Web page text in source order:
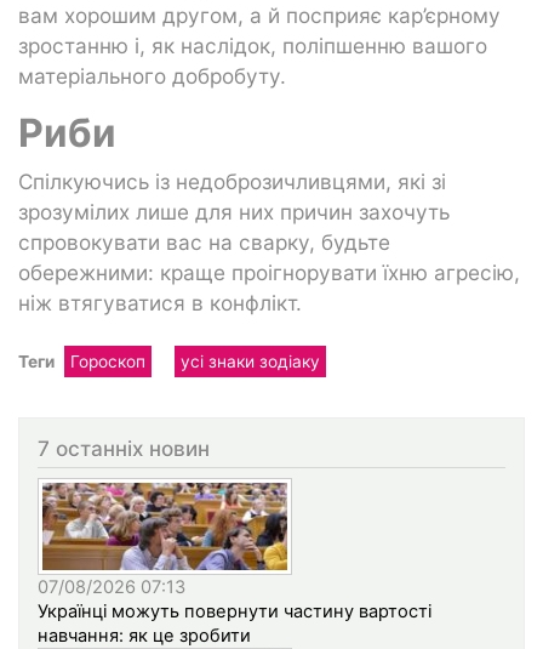
вам хорошим другом, а й посприяє кар’єрному
зростанню і, як наслідок, поліпшенню вашого
матеріального добробуту.
Риби
Спілкуючись із недоброзичливцями, які зі
зрозумілих лише для них причин захочуть
спровокувати вас на сварку, будьте
обережними: краще проігнорувати їхню агресію,
ніж втягуватися в конфлікт.
Теги Гороскоп усі знаки зодіаку
7 останніх новин
07/08/2026 07:13
Українці можуть повернути частину вартості
навчання: як це зробити